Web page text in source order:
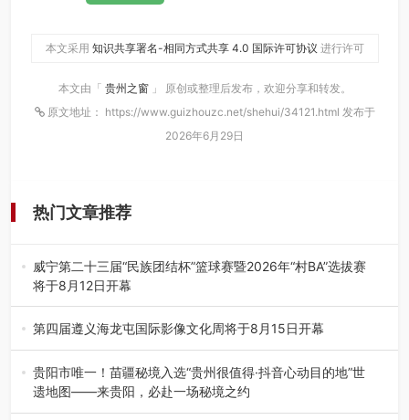
本文采用 知识共享署名-相同方式共享 4.0 国际许可协议 进行许可
本文由「 贵州之窗 」 原创或整理后发布，欢迎分享和转发。
原文地址： https://www.guizhouzc.net/shehui/34121.html 发布于
2026年6月29日
热门文章推荐
威宁第二十三届“民族团结杯”篮球赛暨2026年“村BA”选拔赛
将于8月12日开幕
8月7日，威宁彝族回族苗族自治县第二十三届“民族团结
杯”篮球赛暨2026年“村B…
第四届遵义海龙屯国际影像文化周将于8月15日开幕
8月7日，第四届遵义海龙屯国际影像文化周媒体通气会在世
界文化遗产地海龙屯核心景区…
贵阳市唯一！苗疆秘境入选“贵州很值得·抖音心动目的地”世
遗地图——来贵阳，必赴一场秘境之约
2026年7月21日，2026年“贵州很值得”暨抖音“心动目的